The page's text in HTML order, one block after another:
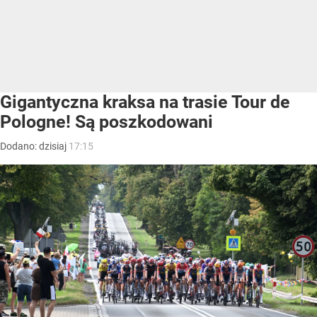
Gigantyczna kraksa na trasie Tour de
Pologne! Są poszkodowani
Dodano:dzisiaj 17:15